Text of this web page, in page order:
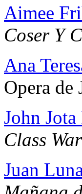
Aimee
Coser Y
Ana
Opera de
John Jota
Class
Juan